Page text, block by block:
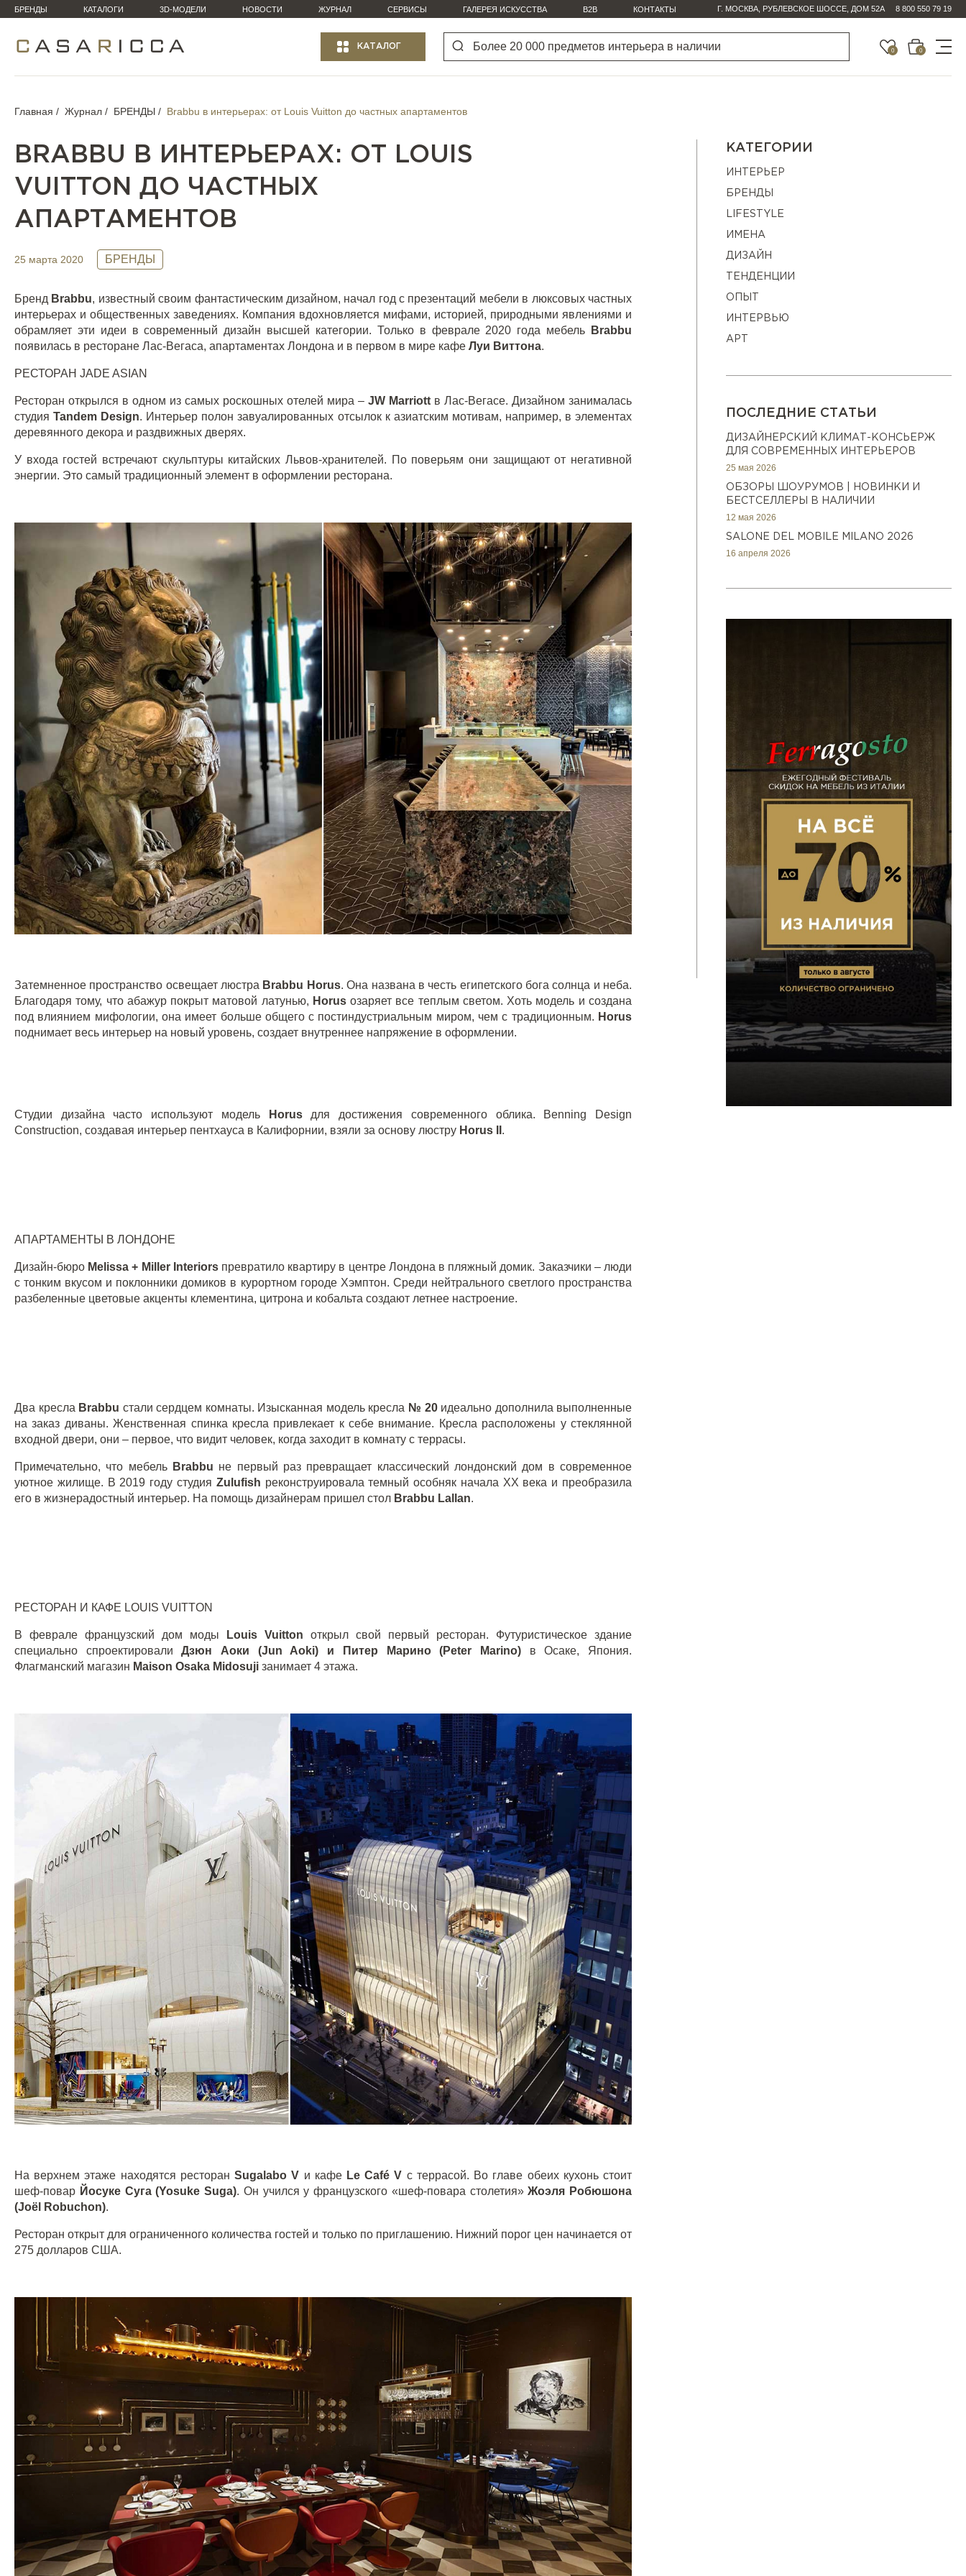
БРЕНДЫ КАТАЛОГИ 3D-МОДЕЛИ НОВОСТИ ЖУРНАЛ СЕРВИСЫ ГАЛЕРЕЯ ИСКУССТВА B2B КОНТАКТЫ Г. МОСКВА, РУБЛЕВСКОЕ ШОССЕ, ДОМ 52А 8 800 550 79 19
КАТАЛОГ 0 0
Главная Журнал БРЕНДЫ Brabbu в интерьерах: от Louis Vuitton до частных апартаментов
BRABBU В ИНТЕРЬЕРАХ: ОТ LOUIS
VUITTON ДО ЧАСТНЫХ
АПАРТАМЕНТОВ
25 марта 2020 БРЕНДЫ
Бренд Brabbu, известный своим фантастическим дизайном, начал год с презентаций мебели в люксовых частных
интерьерах и общественных заведениях. Компания вдохновляется мифами, историей, природными явлениями и
обрамляет эти идеи в современный дизайн высшей категории. Только в феврале 2020 года мебель
Brabbu
появилась в ресторане Лас-Вегаса, апартаментах Лондона и в первом в мире кафе Луи Виттона.
РЕСТОРАН JADE ASIAN
Ресторан открылся в одном из самых роскошных отелей мира – JW Marriott в Лас-Вегасе. Дизайном занималась
студияTandem Design. Интерьер полон завуалированных отсылок к азиатским мотивам, например, в элементах
деревянного декора и раздвижных дверях.
У входа гостей встречают скульптуры китайских Львов-хранителей. По поверьям они защищают от негативной
энергии. Это самый традиционный элемент в оформлении ресторана.
Затемненное пространство освещает люстра Brabbu Horus. Она названа в честь египетского бога солнца и неба.
Благодаря тому, что абажур покрыт матовой латунью, Horus озаряет все теплым светом. Хоть модель и создана
под влиянием мифологии, она имеет больше общего с постиндустриальным миром, чем с традиционным. Horus
поднимает весь интерьер на новый уровень, создает внутреннее напряжение в оформлении.
Студии дизайна часто используют модель Horus
для достижения современного облика. Benning Design
Construction, создавая интерьер пентхауса в Калифорнии, взяли за основу люстру Horus .
АПАРТАМЕНТЫ В ЛОНДОНЕ
Дизайн-бюро Melissa + Miller Interiorsпревратило квартиру в центре Лондона в пляжный домик. Заказчики – люди
с тонким вкусом и поклонники домиков в курортном городе Хэмптон. Среди нейтрального светлого пространства
разбеленные цветовые акценты клементина, цитрона и кобальта создают летнее настроение.
Два кресла Brabbu стали сердцем комнаты. Изысканная модель кресла № 20идеально дополнила выполненные
на заказ диваны. Женственная спинка кресла привлекает к себе внимание. Кресла расположены у стеклянной
входной двери, они – первое, что видит человек, когда заходит в комнату с террасы.
Примечательно, что мебель Brabbu не первый раз превращает классический лондонский дом в современное
уютное жилище. В 2019 году студия Zulufish реконструировала темный особняк начала XX века и преобразила
его в жизнерадостный интерьер. На помощь дизайнерам пришел стол Brabbu Lallan.
РЕСТОРАН И КАФЕ LOUIS VUITTON
В феврале французский дом моды Louis Vuitton
открыл свой первый ресторан. Футуристическое здание
специально спроектировалиДзюн Аоки (Jun Aoki) и Питер Марино (Peter Marino)в Осаке, Япония.
Флагманский магазин Maison Osaka Midosuji занимает 4 этажа.
На верхнем этаже находятся ресторанSugalabo V и кафе Le Café V с террасой. Во главе обеих кухонь стоит
шеф-повар Йосуке Суга (Yosuke Suga). Он учился у французского «шеф-повара столетия»Жоэля Робюшона
(Joël Robuchon).
Ресторан открыт для ограниченного количества гостей и только по приглашению. Нижний порог цен начинается от
275 долларов США.
КАТЕГОРИИ
ИНТЕРЬЕР
БРЕНДЫ
LIFESTYLE
ИМЕНА
ДИЗАЙН
ТЕНДЕНЦИИ
ОПЫТ
ИНТЕРВЬЮ
АРТ
ПОСЛЕДНИЕ СТАТЬИ
ДИЗАЙНЕРСКИЙ КЛИМАТ-КОНСЬЕРЖ
ДЛЯ СОВРЕМЕННЫХ ИНТЕРЬЕРОВ
25 мая 2026
ОБЗОРЫ ШОУРУМОВ | НОВИНКИ И
БЕСТСЕЛЛЕРЫ В НАЛИЧИИ
12 мая 2026
SALONE DEL MOBILE MILANO 2026
16 апреля 2026